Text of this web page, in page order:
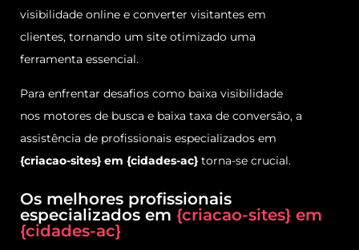
visibilidade online e converter visitantes em
clientes, tornando um site otimizado uma
ferramenta essencial.
Para enfrentar desafios como baixa visibilidade
nos motores de busca e baixa taxa de conversão, a
assistência de profissionais especializados em
{criacao-sites} em {cidades-ac} torna-se crucial.
Os melhores profissionais
especializados em {criacao-sites} em
{cidades-ac}